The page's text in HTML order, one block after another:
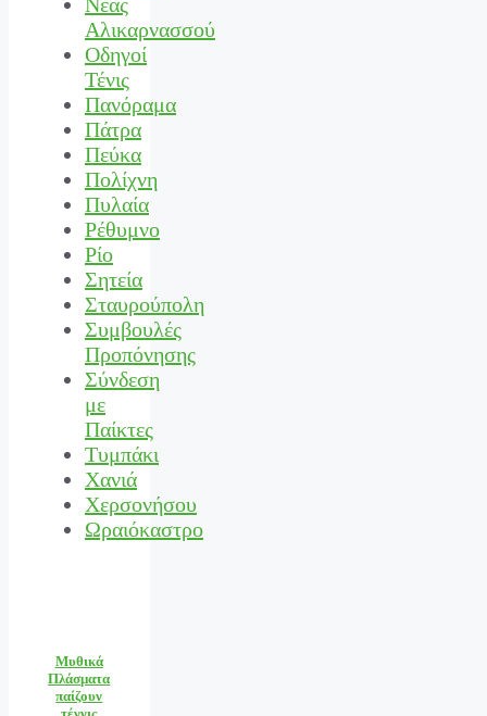
Αλικαρνασσού
Οδηγοί
Τένις
Πανόραμα
Πάτρα
Πεύκα
Πολίχνη
Πυλαία
Ρέθυμνο
Ρίο
Σητεία
Σταυρούπολη
Συμβουλές
Προπόνησης
Σύνδεση
με
Παίκτες
Τυμπάκι
Χανιά
Χερσονήσου
Ωραιόκαστρο
Μυθικά
Πλάσματα
παίζουν